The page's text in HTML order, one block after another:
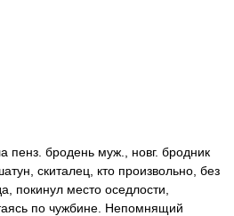
пенз. бродень муж., новг. бродник
скиталец, кто произвольно, без
покинул место оседлости,
по чужбине. Непомнящий